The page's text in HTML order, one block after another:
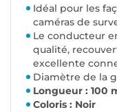
Idéal pour les
caméras de
Le conducteur
qualité,
excellente
Diamètre de la
Longueur : 100
Coloris : Noir